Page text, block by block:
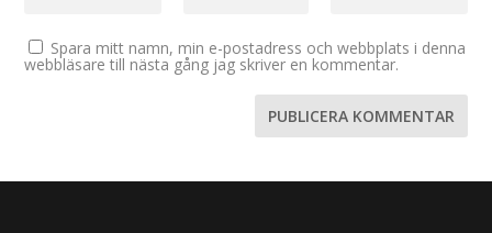
Spara mitt namn, min e-postadress och webbplats i denna
webbläsare till nästa gång jag skriver en kommentar.